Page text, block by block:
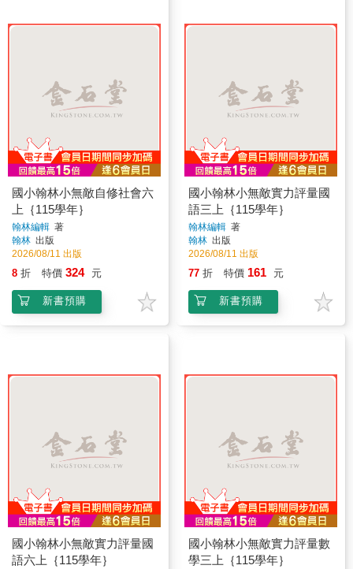
國小翰林小無敵自修社會六
上｛115學年｝
翰林編輯 著
翰林 出版
2026/08/11 出版
8 折 特價 324 元
新書預購
國小翰林小無敵實力評量國
語三上｛115學年｝
翰林編輯 著
翰林 出版
2026/08/11 出版
77 折 特價 161 元
新書預購
國小翰林小無敵實力評量國
語六上｛115學年｝
國小翰林小無敵實力評量數
學三上｛115學年｝